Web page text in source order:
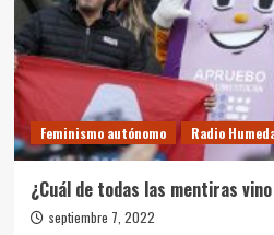
Feminismo autónomo Radio
¿Cuál de todas las mentiras
septiembre 7, 2022